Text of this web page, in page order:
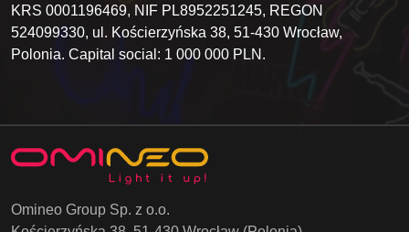
KRS 0001196469, NIF PL8952251245, REGON
524099330, ul. Kościerzyńska 38, 51-430 Wrocław,
Polonia. Capital social: 1 000 000 PLN.
Omineo Group Sp. z o.o.